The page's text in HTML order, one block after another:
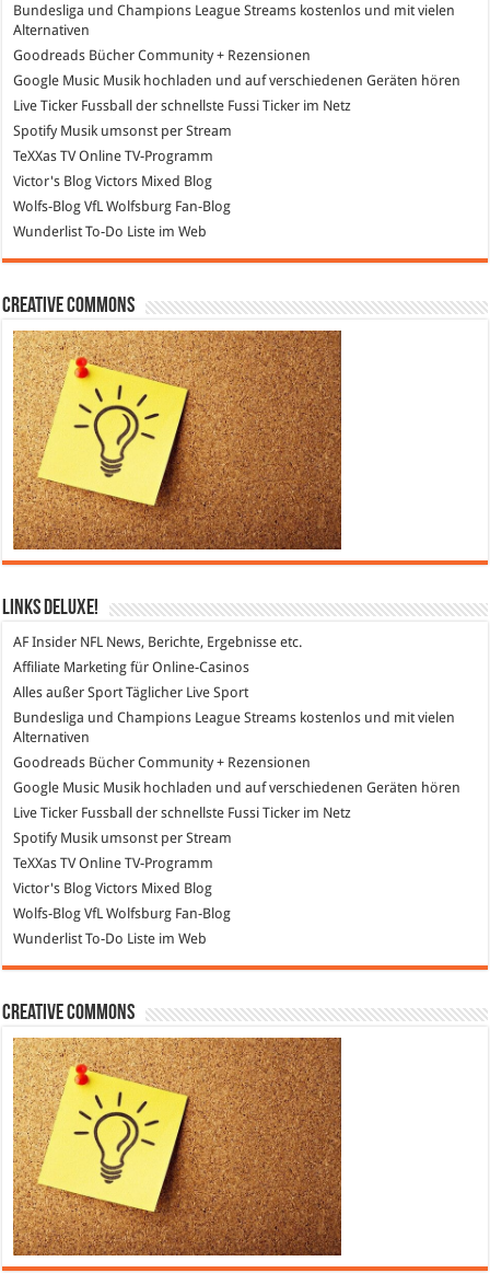
Bundesliga und Champions League Streams kostenlos und mit vielen
Alternativen
Goodreads Bücher Community + Rezensionen
Google Music Musik hochladen und auf verschiedenen Geräten hören
Live Ticker Fussball
der schnellste Fussi Ticker im Netz
SpotifyMusik umsonst per Stream
TeXXas TVOnline TV-Programm
Victor's Blog Victors Mixed Blog
Wolfs-Blog VfL Wolfsburg Fan-Blog
Wunderlist To-Do Liste im Web
Creative Commons
Links DeLuXe!
AF Insider NFL News, Berichte, Ergebnisse etc.
Affiliate Marketing für Online-Casinos
Alles außer Sport Täglicher Live Sport
Bundesliga und Champions League Streams kostenlos und mit vielen
Alternativen
Goodreads Bücher Community + Rezensionen
Google Music Musik hochladen und auf verschiedenen Geräten hören
Live Ticker Fussball der schnellste Fussi Ticker im Netz
SpotifyMusik umsonst per Stream
TeXXas TVOnline TV-Programm
Victor's Blog Victors Mixed Blog
Wolfs-Blog VfL Wolfsburg Fan-Blog
Wunderlist To-Do Liste im Web
Creative Commons